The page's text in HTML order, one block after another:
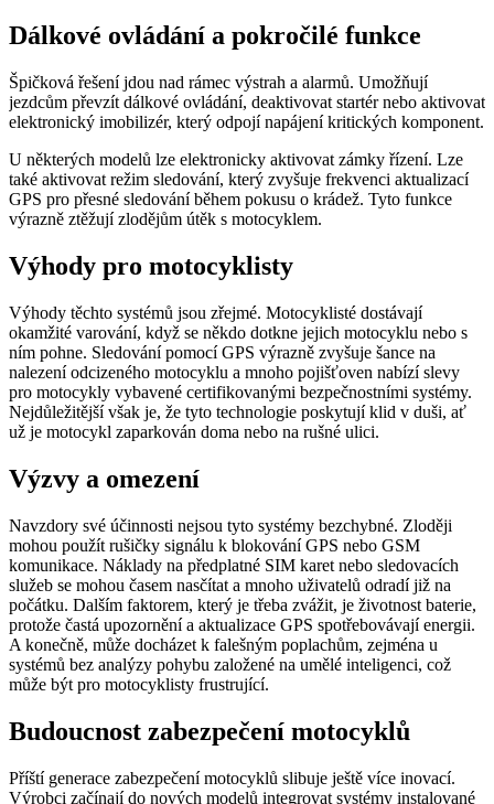
Dálkové ovládání a pokročilé funkce
Špičková řešení jdou nad rámec výstrah a alarmů. Umožňují
jezdcům převzít dálkové ovládání, deaktivovat startér nebo aktivovat
elektronický imobilizér, který odpojí napájení kritických komponent.
U některých modelů lze elektronicky aktivovat zámky řízení. Lze
také aktivovat režim sledování, který zvyšuje frekvenci aktualizací
GPS pro přesné sledování během pokusu o krádež. Tyto funkce
výrazně ztěžují zlodějům útěk s motocyklem.
Výhody pro motocyklisty
Výhody těchto systémů jsou zřejmé. Motocyklisté dostávají
okamžité varování, když se někdo dotkne jejich motocyklu nebo s
ním pohne. Sledování pomocí GPS výrazně zvyšuje šance na
nalezení odcizeného motocyklu a mnoho pojišťoven nabízí slevy
pro motocykly vybavené certifikovanými bezpečnostními systémy.
Nejdůležitější však je, že tyto technologie poskytují klid v duši, ať
už je motocykl zaparkován doma nebo na rušné ulici.
Výzvy a omezení
Navzdory své účinnosti nejsou tyto systémy bezchybné. Zloději
mohou použít rušičky signálu k blokování GPS nebo GSM
komunikace. Náklady na předplatné SIM karet nebo sledovacích
služeb se mohou časem nasčítat a mnoho uživatelů odradí již na
počátku. Dalším faktorem, který je třeba zvážit, je životnost baterie,
protože častá upozornění a aktualizace GPS spotřebovávají energii.
A konečně, může docházet k falešným poplachům, zejména u
systémů bez analýzy pohybu založené na umělé inteligenci, což
může být pro motocyklisty frustrující.
Budoucnost zabezpečení motocyklů
Příští generace zabezpečení motocyklů slibuje ještě více inovací.
Výrobci začínají do nových modelů integrovat systémy instalované